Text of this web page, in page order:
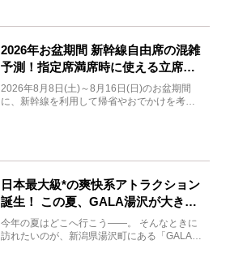
2026年お盆期間 新幹線自由席の混雑
予測！指定席満席時に使える立席特
急券も解説
2026年8月8日(土)～8月16日(日)のお盆期間
に、新幹線を利用して帰省やおでかけを考え
日本最大級*の爽快系アトラクション
誕生！ この夏、GALA湯沢が大きく
生まれ変わる
今年の夏はどこへ行こう――。 そんなときに
訪れたいのが、新潟県湯沢町にある「GALA湯